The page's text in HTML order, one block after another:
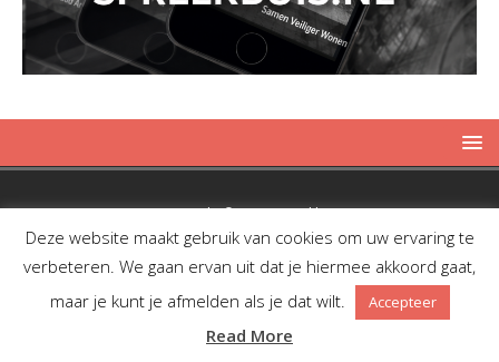
Copyright © 2019 Spreekbuis
Deze website maakt gebruik van cookies om uw ervaring te
verbeteren. We gaan ervan uit dat je hiermee akkoord gaat,
maar je kunt je afmelden als je dat wilt.
Accepteer
Read More